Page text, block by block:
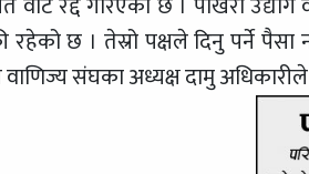
रहेको छ । तेस्रो पक्षले दिनु पर्ने
संघका अध्यक्ष दामु